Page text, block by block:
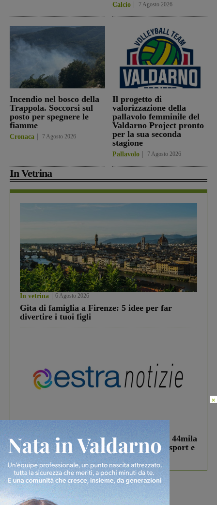
Calcio 7 Agosto 2026
Incendio nel bosco della
Trappola. Soccorsi sul
posto per spegnere le
fiamme
Cronaca 7 Agosto 2026
Il progetto di
valorizzazione della
pallavolo femminile del
Valdarno Project pronto
per la sua seconda
stagione
Pallavolo 7 Agosto 2026
In Vetrina
In vetrina 6 Agosto 2026
Gita di famiglia a Firenze: 5 idee per far
divertire i tuoi figli
Estra Notizie agosto: Smart Cities, oltre 44mila
studenti coinvolti, torna il bando per lo sport e
debutta il podcast Estrair
×